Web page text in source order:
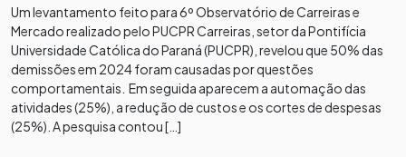
Um levantamento feito para 6º Observatório de Carreiras e
Mercado realizado pelo PUCPR Carreiras, setor da Pontifícia
Universidade Católica do Paraná (PUCPR), revelou que 50% das
demissões em 2024 foram causadas por questões
comportamentais. Em seguida aparecem a automação das
atividades (25%), a redução de custos e os cortes de despesas
(25%). A pesquisa contou […]